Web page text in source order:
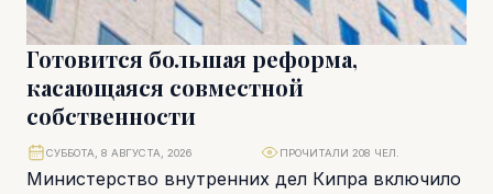
Готовится большая реформа,
касающаяся совместной
собственности
Министерство внутренних дел Кипра включило
СУББОТА, 8 АВГУСТА, 2026 ПРОЧИТАЛИ 208 ЧЕЛ.